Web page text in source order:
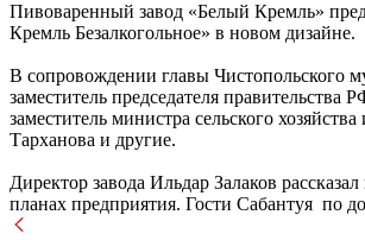
Пивоваренный завод «Белый Кремль»
Кремль Безалкогольное» в новом дизайне.
В сопровождении главы Чистопольского
заместитель председателя
заместитель министра сельского
Тарханова и другие.
Директор завода Ильдар Залаков
планах предприятия. Гости Сабантуя по